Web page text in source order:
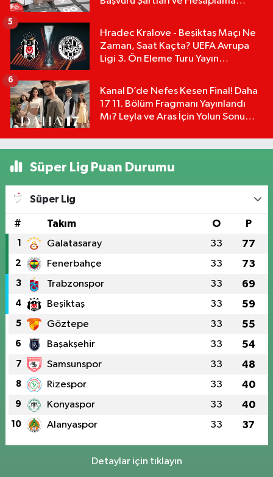
Hradec Kralove - Beşiktaş Maçı Ne
Zaman, Saat Kaçta? UEFA Avrupa
Ligi 3. Ön Eleme Turu Yayın
5
Kanal D’de Nefes Kesen Final! Daha
17 11. Bölüm Fragmanı Yayınlandı
Mı? Leyla ve Aras İçin Yolun Sonu
6
Süper Lig Puan Durumu
Süper Lig
# Takım O P
1 Galatasaray 33 77
2 Fenerbahçe 33 73
3 Trabzonspor 33 69
4 Beşiktaş 33 59
5 Göztepe 33 55
6 Başakşehir 33 54
7 Samsunspor 33 48
8 Rizespor 33 40
9 Konyaspor 33 40
10 Alanyaspor 33 37
Detaylar için tıklayın